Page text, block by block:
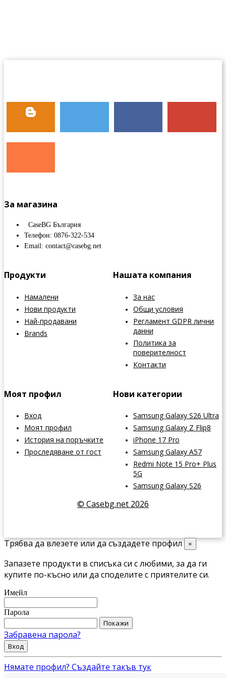
За магазина
CaseBG България
Телефон: 0876-322-534
Email: contact@casebg.net
Продукти
Намалени
Нови продукти
Най-продавани
Brands
Нашата компания
За нас
Общи условия
Регламент GDPR лични
данни
Политика за
поверителност
Контакти
Моят профил
Вход
Моят профил
История на поръчките
Проследяване от гост
Нови категории
Samsung Galaxy S26 Ultra
Samsung Galaxy Z Flip8
iPhone 17 Pro
Samsung Galaxy A57
Redmi Note 15 Pro+ Plus
5G
Samsung Galaxy S26
© Casebg.net 2026
Трябва да влезете или да създадете профил ×
Запазете продукти в списъка си с любими, за да ги
купите по-късно или да споделите с приятелите си.
Имейл
Парола
Покажи
Забравена парола?
Вход
Нямате профил? Създайте такъв тук